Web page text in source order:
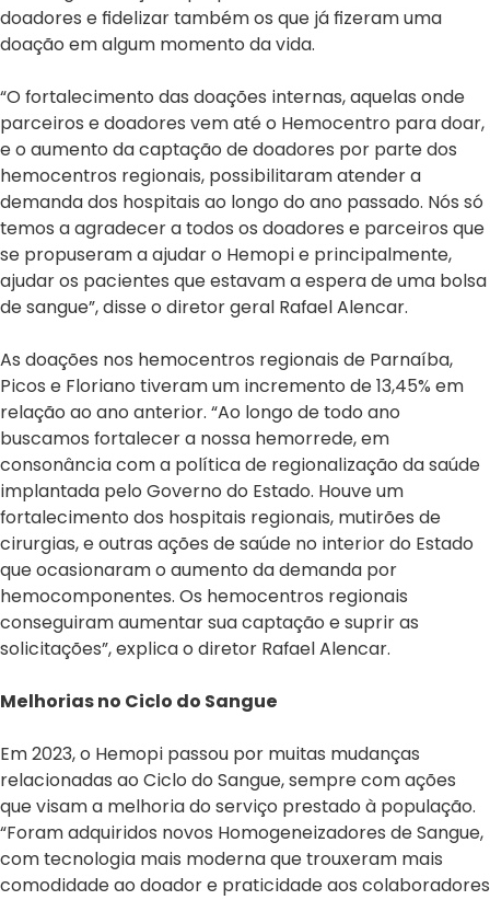
doadores e fidelizar também os que já fizeram uma
doação em algum momento da vida.
“O fortalecimento das doações internas, aquelas onde
parceiros e doadores vem até o Hemocentro para doar,
e o aumento da captação de doadores por parte dos
hemocentros regionais, possibilitaram atender a
demanda dos hospitais ao longo do ano passado. Nós só
temos a agradecer a todos os doadores e parceiros que
se propuseram a ajudar o Hemopi e principalmente,
ajudar os pacientes que estavam a espera de uma bolsa
de sangue”, disse o diretor geral Rafael Alencar.
As doações nos hemocentros regionais de Parnaíba,
Picos e Floriano tiveram um incremento de 13,45% em
relação ao ano anterior. “Ao longo de todo ano
buscamos fortalecer a nossa hemorrede, em
consonância com a política de regionalização da saúde
implantada pelo Governo do Estado. Houve um
fortalecimento dos hospitais regionais, mutirões de
cirurgias, e outras ações de saúde no interior do Estado
que ocasionaram o aumento da demanda por
hemocomponentes. Os hemocentros regionais
conseguiram aumentar sua captação e suprir as
solicitações”, explica o diretor Rafael Alencar.
Melhorias no Ciclo do Sangue
Em 2023, o Hemopi passou por muitas mudanças
relacionadas ao Ciclo do Sangue, sempre com ações
que visam a melhoria do serviço prestado à população.
“Foram adquiridos novos Homogeneizadores de Sangue,
com tecnologia mais moderna que trouxeram mais
comodidade ao doador e praticidade aos colaboradores